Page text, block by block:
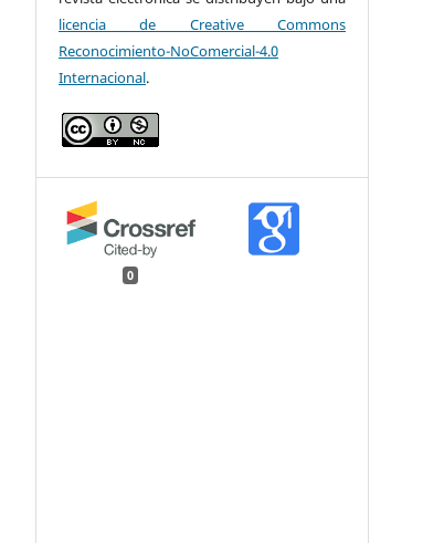
licencia de Creative Commons
Reconocimiento-NoComercial-4.0
Internacional.
0